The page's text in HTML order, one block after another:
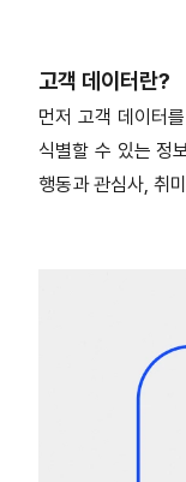
고객 데이터란?
먼저 고객 데이터
식별할 수 있는 정
행동과 관심사, 취